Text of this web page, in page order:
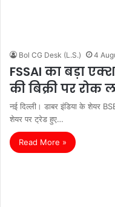
Bol CG Desk (L.S.) 4
FSSAI का बड़ा
की बिक्री पर
नई दिल्ली। डाबर इंडिया के शेयर
शेयर पर ट्रेड हुए…
Read More »